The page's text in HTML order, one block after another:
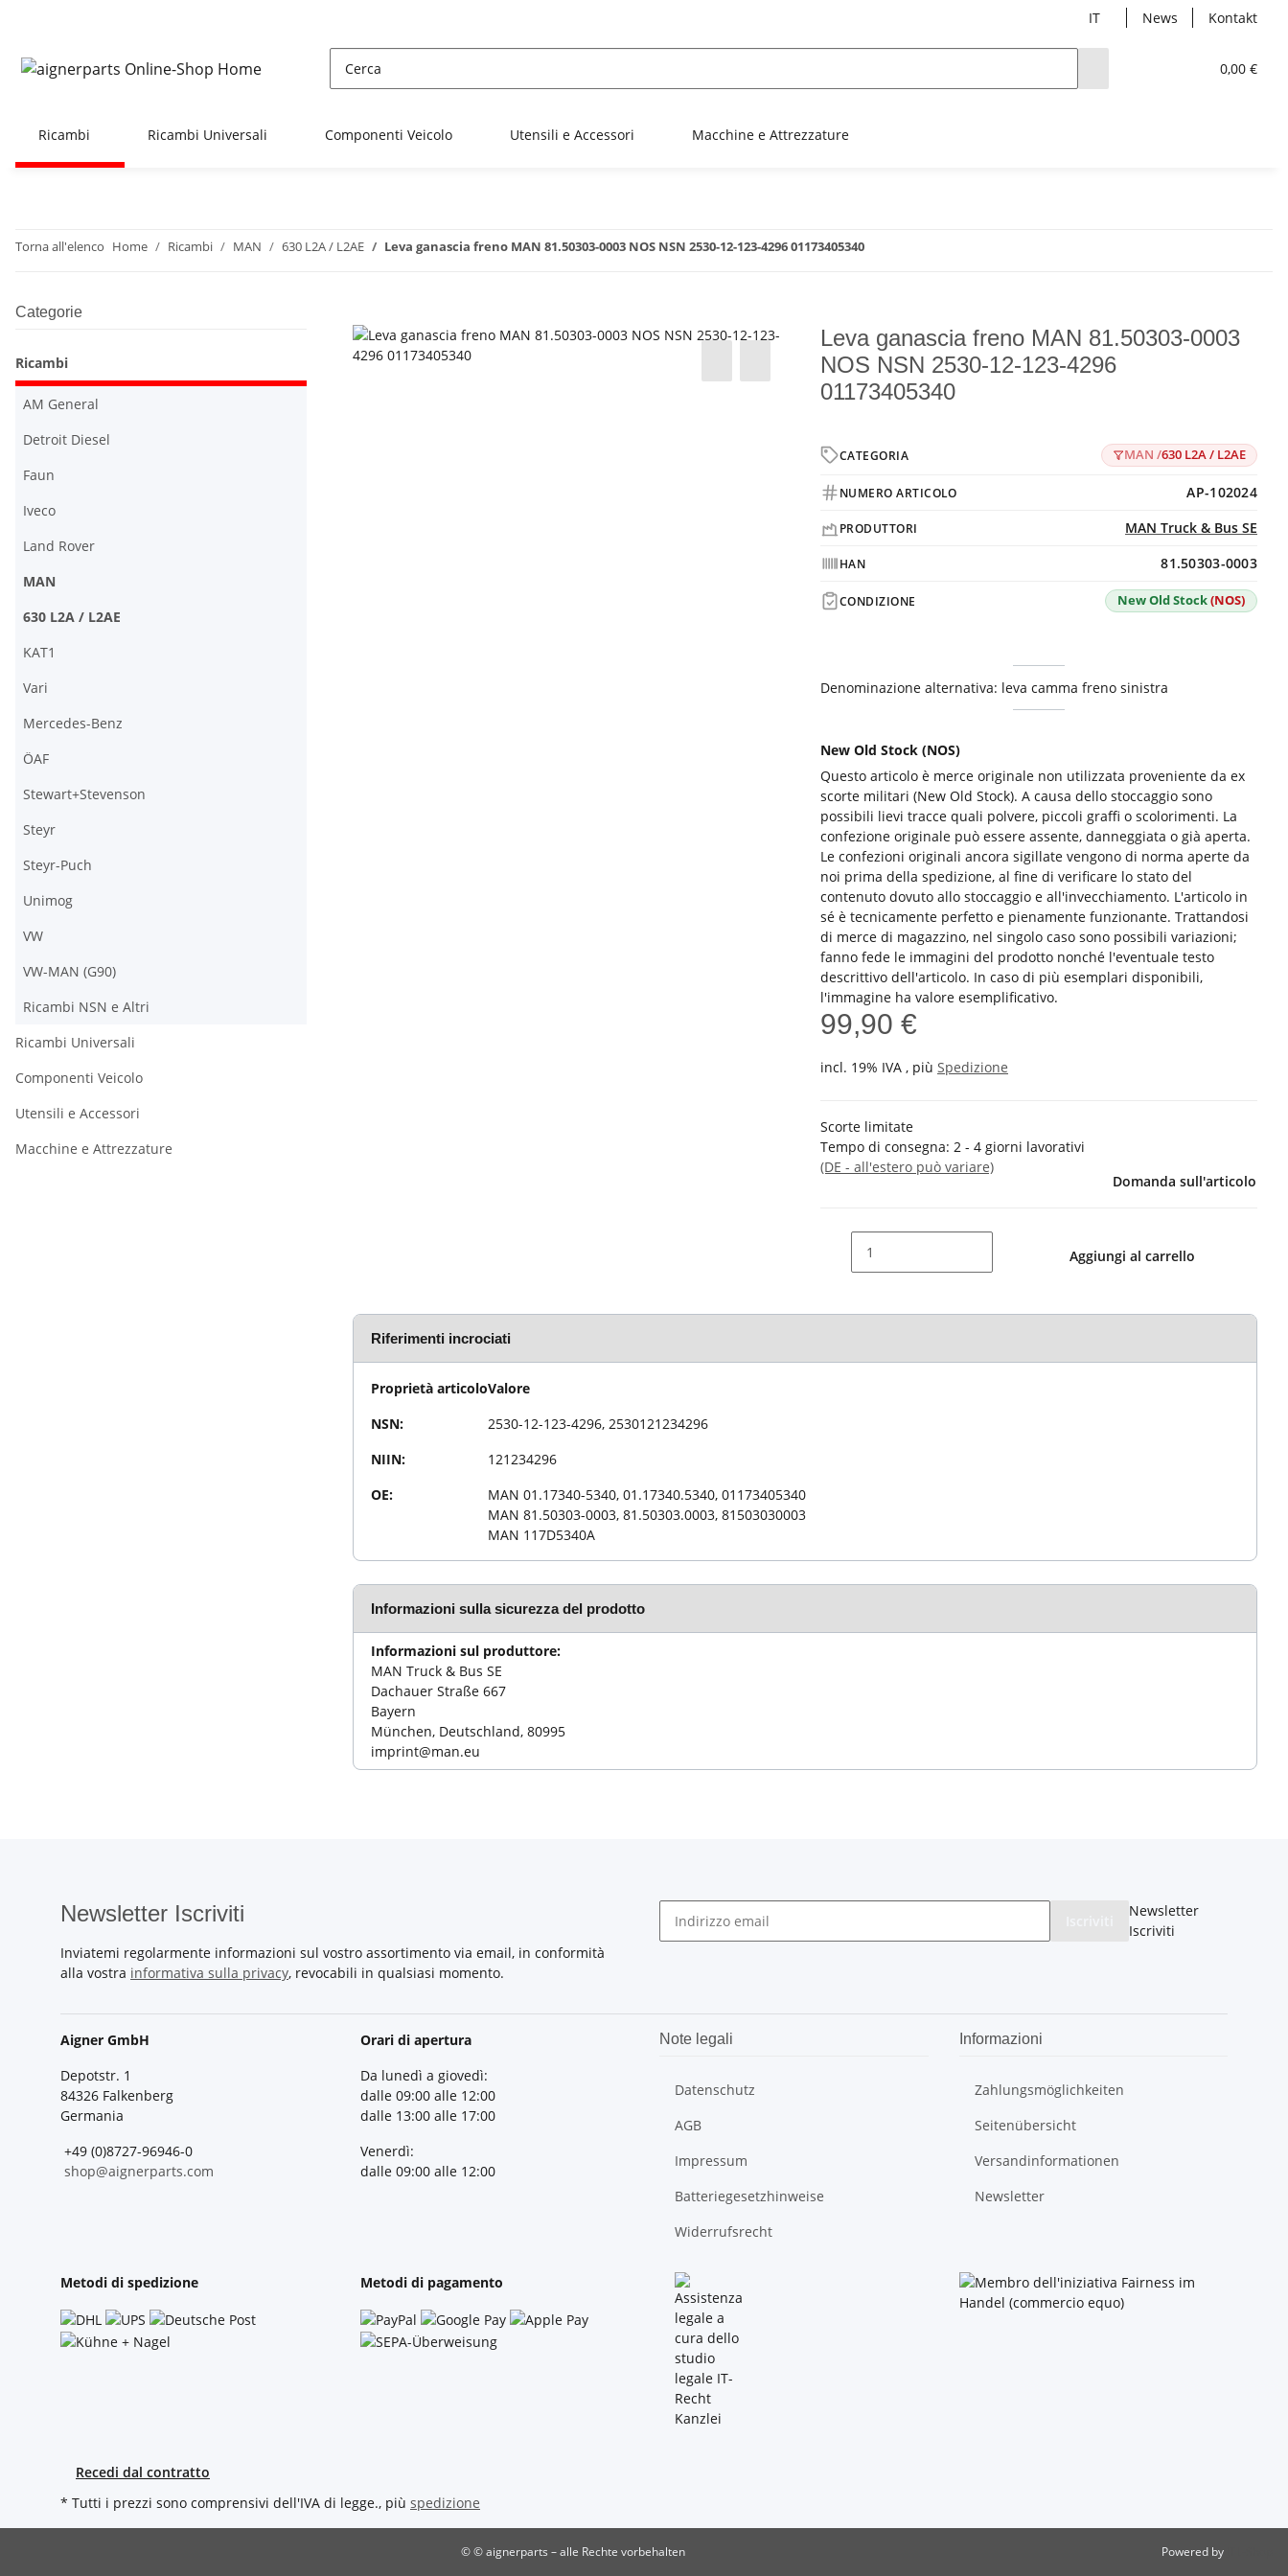
IT News Kontakt
0,00 €
Ricambi Ricambi Universali Componenti Veicolo Utensili e Accessori Macchine e Attrezzature
Torna all'elenco Home Ricambi MAN 630 L2A / L2AE Leva ganascia freno MAN 81.50303-0003 NOS NSN 2530-12-123-4296 01173405340
Leva ganascia freno MAN 81.50303-0003
NOS NSN 2530-12-123-4296
01173405340
CATEGORIA MAN /630 L2A / L2AE
NUMERO ARTICOLO AP-102024
PRODUTTORI MAN Truck & Bus SE
HAN 81.50303-0003
CONDIZIONE New Old Stock(NOS)
Denominazione alternativa: leva camma freno sinistra
New Old Stock (NOS)
Questo articolo è merce originale non utilizzata proveniente da ex
scorte militari (New Old Stock). A causa dello stoccaggio sono
possibili lievi tracce quali polvere, piccoli graffi o scolorimenti. La
confezione originale può essere assente, danneggiata o già aperta.
Le confezioni originali ancora sigillate vengono di norma aperte da
noi prima della spedizione, al fine di verificare lo stato del
contenuto dovuto allo stoccaggio e all'invecchiamento. L'articolo in
sé è tecnicamente perfetto e pienamente funzionante. Trattandosi
di merce di magazzino, nel singolo caso sono possibili variazioni;
fanno fede le immagini del prodotto nonché l'eventuale testo
descrittivo dell'articolo. In caso di più esemplari disponibili,
l'immagine ha valore esemplificativo.
99,90 €
incl. 19% IVA , più Spedizione
Scorte limitate
Tempo di consegna: 2 - 4 giorni lavorativi
(DE - all'estero può variare)
Domanda sull'articolo
Aggiungi al carrello
Riferimenti incrociati
Proprietà articoloValore
NSN:
2530-12-123-4296, 2530121234296
NIIN:
121234296
OE:
MAN 01.17340-5340, 01.17340.5340, 01173405340
MAN 81.50303-0003, 81.50303.0003, 81503030003
MAN 117D5340A
Informazioni sulla sicurezza del prodotto
Informazioni sul produttore:
MAN Truck & Bus SE
Dachauer Straße 667
Bayern
München, Deutschland, 80995
imprint@man.eu
Categorie
Ricambi
AM General
Detroit Diesel
Faun
Iveco
Land Rover
MAN
630 L2A / L2AE
KAT1
Vari
Mercedes-Benz
ÖAF
Stewart+Stevenson
Steyr
Steyr-Puch
Unimog
VW
VW-MAN (G90)
Ricambi NSN e Altri
Ricambi Universali
Componenti Veicolo
Utensili e Accessori
Macchine e Attrezzature
Newsletter Iscriviti
Inviatemi regolarmente informazioni sul vostro assortimento via email, in conformità
alla vostra informativa sulla privacy, revocabili in qualsiasi momento.
Newsletter
Iscriviti
Aigner GmbH
Depotstr. 1
84326 Falkenberg
Germania
+49 (0)8727-96946-0
shop@aignerparts.com
Orari di apertura
Da lunedì a giovedì:
dalle 09:00 alle 12:00
dalle 13:00 alle 17:00
Venerdì:
dalle 09:00 alle 12:00
Note legali
Datenschutz
AGB
Impressum
Batteriegesetzhinweise
Widerrufsrecht
Informazioni
Zahlungsmöglichkeiten
Seitenübersicht
Versandinformationen
Newsletter
Metodi di spedizione Metodi di pagamento
Recedi dal contratto
* Tutti i prezzi sono comprensivi dell'IVA di legge., più spedizione
© © aignerparts – alle Rechte vorbehalten Powered by